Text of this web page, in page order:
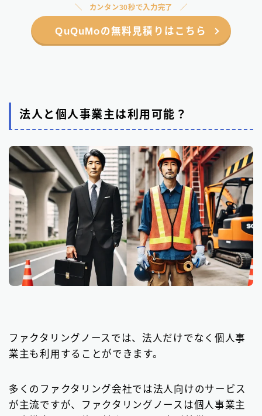
カンタン30秒で入力完了
QuQuMoの無料見積りはこちら
法人と個人事業主は利用可能？
ファクタリングノースでは、法人だけでなく個人事
業主も利用することができます。
多くのファクタリング会社では法人向けのサービス
が主流ですが、ファクタリングノースは個人事業主